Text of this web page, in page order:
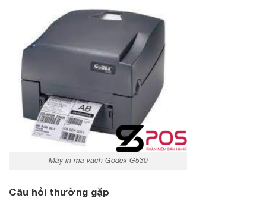
Máy in mã vạch Godex G530
Câu hỏi thường gặp